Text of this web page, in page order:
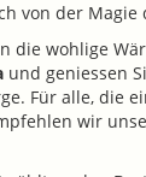
von der
die wohlige
und geniessen
Für alle, die
wir